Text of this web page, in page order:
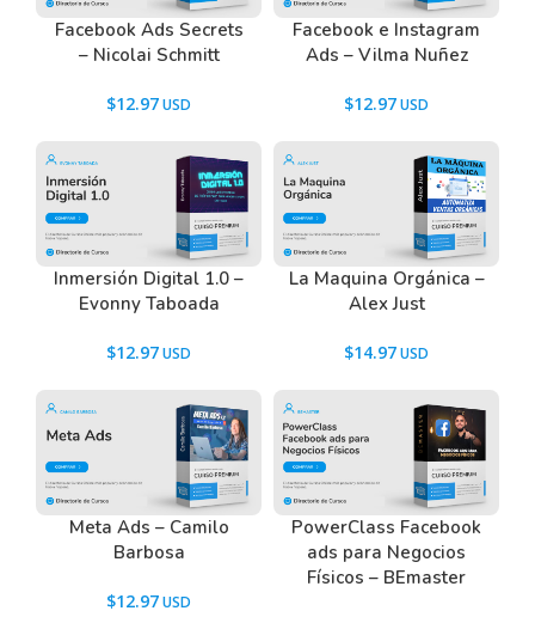
Facebook Ads Secrets
– Nicolai Schmitt
$12.97
Facebook e Instagram
Ads – Vilma Nuñez
$12.97
Inmersión Digital 1.0 –
Evonny Taboada
$12.97
La Maquina Orgánica –
Alex Just
$14.97
Meta Ads – Camilo
Barbosa
$12.97
PowerClass Facebook
ads para Negocios
Físicos – BEmaster